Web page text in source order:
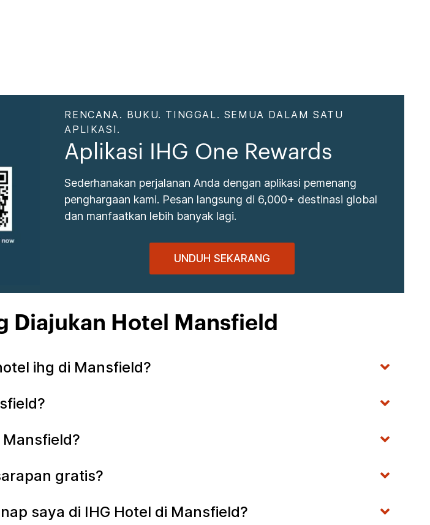
RENCANA. BUKU. TINGGAL. SEMUA DALAM SATU
APLIKASI.
Aplikasi IHG One Rewards
Sederhanakan perjalanan Anda dengan aplikasi pemenang
penghargaan kami. Pesan langsung di 6,000+ destinasi global
dan manfaatkan lebih banyak lagi.
UNDUH SEKARANG
Diajukan Hotel Mansfield
ihg di Mansfield?
gratis?
saya di IHG Hotel di Mansfield?